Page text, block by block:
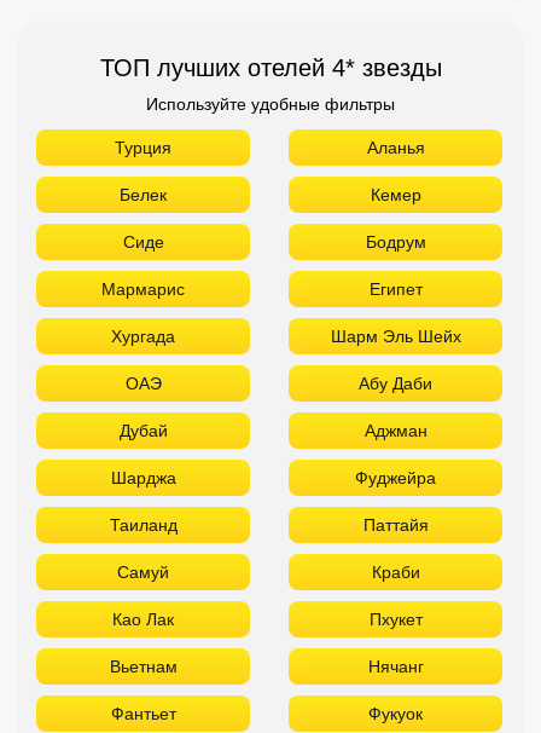
Хургада Шарм Эль Шейх
ОАЭ Абу Даби
Дубай Аджман
Шарджа Фуджейра
Таиланд Паттайя
Самуй Краби
Као Лак Пхукет
Вьетнам Нячанг
Фантьет Фукуок
Шри Ланка Куба
Мальдивы Бали
ТОП лучших отелей 3* звезды